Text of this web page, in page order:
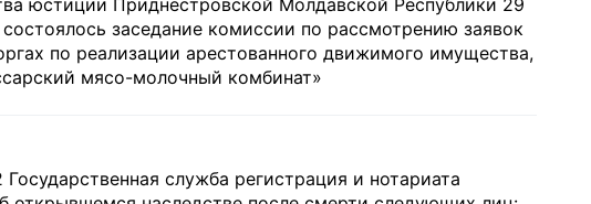
юстиции Приднестровской Молдавской Республики 29
заседание комиссии по рассмотрению заявок
по реализации арестованного движимого имущества,
мясо-молочный комбинат»
служба регистрация и нотариата